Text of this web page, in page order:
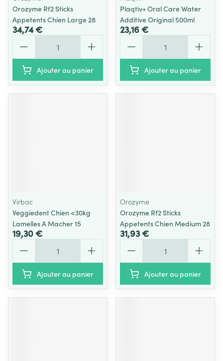
Orozyme Rf2 Sticks
Appetents Chien Large 28
34,74 €
Ajouter au panier
Plaqtiv+ Oral Care Water
Additive Original 500ml
23,16 €
Ajouter au panier
Virbac
Veggiedent Chien <30kg
Lamelles A Macher 15
19,30 €
Ajouter au panier
Orozyme
Orozyme Rf2 Sticks
Appetents Chien Medium 28
31,93 €
Ajouter au panier